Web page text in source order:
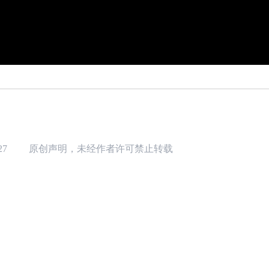
原创声明，未经作者许可禁止转载